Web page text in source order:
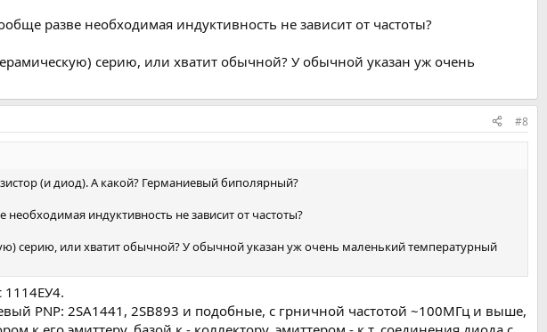
разве необходимая индуктивность не зависит от частоты?
серию, или хватит обычной? У обычной указан уж очень
#8
(и диод). А какой? Германиевый биполярный?
индуктивность не зависит от частоты?
серию, или хватит обычной? У обычной указан уж очень маленький температурный
1114ЕУ4.
PNP: 2SA1441, 2SB893 и подобные, с грничной частотой ~100МГц и выше,